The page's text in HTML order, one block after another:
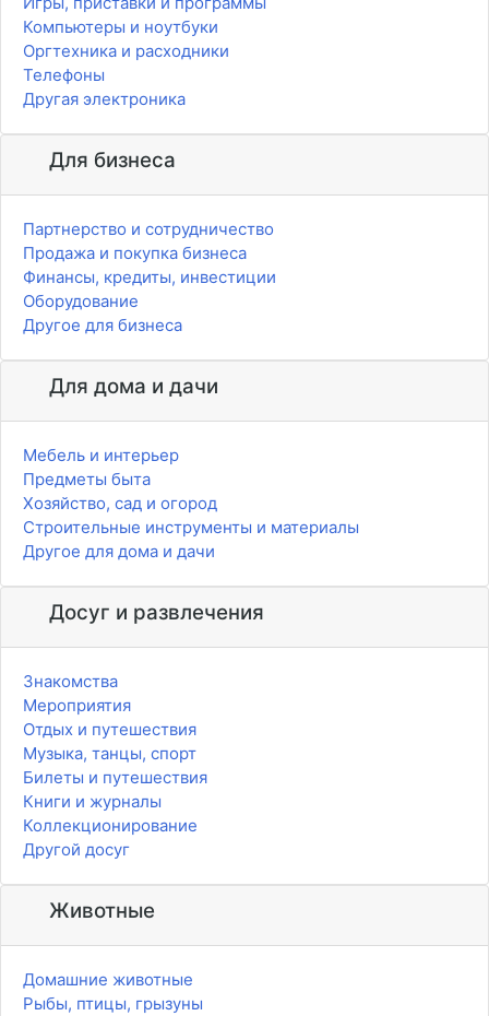
Компьютеры и ноутбуки
Оргтехника и расходники
Телефоны
Другая электроника
Для бизнеса
Партнерство и сотрудничество
Продажа и покупка бизнеса
Финансы, кредиты, инвестиции
Оборудование
Другое для бизнеса
Для дома и дачи
Мебель и интерьер
Предметы быта
Хозяйство, сад и огород
Строительные инструменты и материалы
Другое для дома и дачи
Досуг и развлечения
Знакомства
Мероприятия
Отдых и путешествия
Музыка, танцы, спорт
Билеты и путешествия
Книги и журналы
Коллекционирование
Другой досуг
Животные
Домашние животные
Рыбы, птицы, грызуны